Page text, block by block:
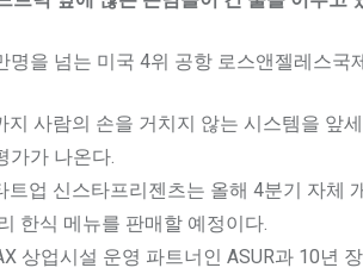
명을 넘는 미국 4위 공항 로스앤젤레스
지 사람의 손을 거치지 않는 시스템을 앞
가가 나온다.
업 신스타프리젠츠는 올해 4분기 자체
한식 메뉴를 판매할 예정이다.
상업시설 운영 파트너인 ASUR과 10년